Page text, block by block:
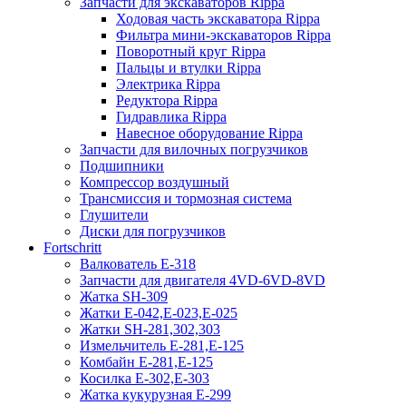
Ходовая часть экскаватора Rippa
Фильтра мини-экскаваторов Rippa
Поворотный круг Rippa
Пальцы и втулки Rippa
Электрика Rippa
Редуктора Rippa
Гидравлика Rippa
Навесное оборудование Rippa
Запчасти для вилочных погрузчиков
Подшипники
Компрессор воздушный
Трансмиссия и тормозная система
Глушители
Диски для погрузчиков
Fortschritt
Валкователь Е-318
Запчасти для двигателя 4VD-6VD-8VD
Жатка SH-309
Жатки Е-042,Е-023,Е-025
Жатки SH-281,302,303
Измельчитель Е-281,Е-125
Комбайн Е-281,Е-125
Косилка Е-302,Е-303
Жатка кукурузная Е-299